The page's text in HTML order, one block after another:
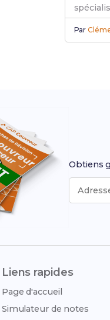
Guide
Par
Obtiens
Liens rapides
Page d'accueil
Simulateur de notes